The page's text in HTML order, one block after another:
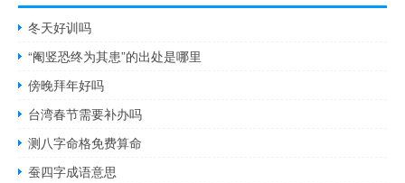
冬天好训吗
“阉竖恐终为其患”的出处是哪里
傍晚拜年好吗
台湾春节需要补办吗
测八字命格免费算命
蚕四字成语意思